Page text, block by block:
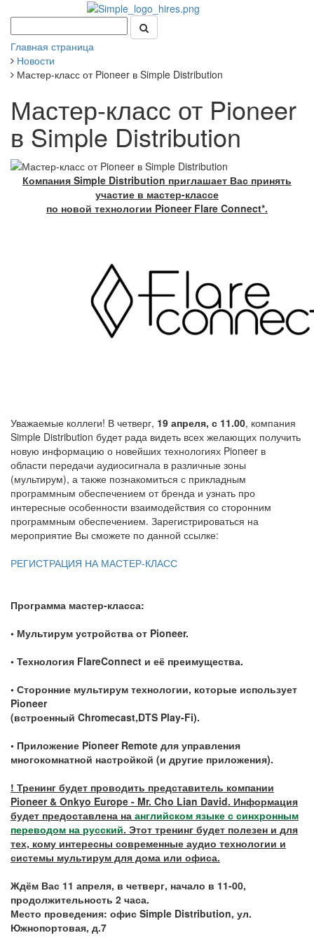
Главная страница
Новости
Мастер-класс от Pioneer в Simple Distribution
Мастер-класс от Pioneer
в Simple Distribution
Компания Simple Distribution приглашает Вас принять
участие в мастер-классе
по новой технологии Pioneer Flare Connect*.
Уважаемые коллеги! В четверг, 19 апреля, с 11.00, компания
Simple Distribution будет рада видеть всех желающих получить
новую информацию о новейших технологиях Pioneer в
области передачи аудиосигнала в различные зоны
(мультирум), а также познакомиться с прикладным
программным обеспечением от бренда и узнать про
интересные особенности взаимодействия со сторонним
программным обеспечением. Зарегистрироваться на
мероприятие Вы сможете по данной ссылке:
РЕГИСТРАЦИЯ НА МАСТЕР-КЛАСС
Программа мастер-класса:
• Мультирум устройства от Pioneer.
• Технология FlareConnect и её преимущества.
• Сторонние мультирум технологии, которые использует
Pioneer
(встроенный Chromecast,DTS Play-Fi).
• Приложение Pioneer Remote для управления
многокомнатной настройкой (и другие приложения).
! Тренинг будет проводить представитель компании
Pioneer & Onkyo Europe - Mr. Cho Lian David. Информация
будет предоставлена на английском языке с синхронным
переводом на русский. Этот тренинг будет полезен и для
тех, кому интересны современные аудио технологии и
системы мультирум для дома или офиса.
Ждём Вас 11 апреля, в четверг, начало в 11-00,
продолжительность 2 часа.
Место проведения: офис Simple Distribution, ул.
Южнопортовая, д.7